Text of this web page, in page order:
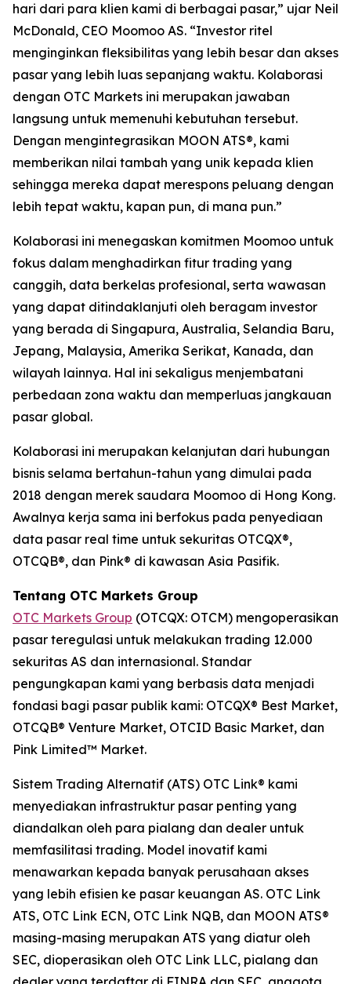
hari dari para klien kami di berbagai pasar,” ujar Neil
McDonald, CEO Moomoo AS. “Investor ritel
menginginkan fleksibilitas yang lebih besar dan akses
pasar yang lebih luas sepanjang waktu. Kolaborasi
dengan OTC Markets ini merupakan jawaban
langsung untuk memenuhi kebutuhan tersebut.
Dengan mengintegrasikan MOON ATS®, kami
memberikan nilai tambah yang unik kepada klien
sehingga mereka dapat merespons peluang dengan
lebih tepat waktu, kapan pun, di mana pun.”
Kolaborasi ini menegaskan komitmen Moomoo untuk
fokus dalam menghadirkan fitur trading yang
canggih, data berkelas profesional, serta wawasan
yang dapat ditindaklanjuti oleh beragam investor
yang berada di Singapura, Australia, Selandia Baru,
Jepang, Malaysia, Amerika Serikat, Kanada, dan
wilayah lainnya. Hal ini sekaligus menjembatani
perbedaan zona waktu dan memperluas jangkauan
pasar global.
Kolaborasi ini merupakan kelanjutan dari hubungan
bisnis selama bertahun-tahun yang dimulai pada
2018 dengan merek saudara Moomoo di Hong Kong.
Awalnya kerja sama ini berfokus pada penyediaan
data pasar real time untuk sekuritas OTCQX®,
OTCQB®, dan Pink® di kawasan Asia Pasifik.
Tentang OTC Markets Group
OTC Markets Group (OTCQX: OTCM) mengoperasikan
pasar teregulasi untuk melakukan trading 12.000
sekuritas AS dan internasional. Standar
pengungkapan kami yang berbasis data menjadi
fondasi bagi pasar publik kami: OTCQX® Best Market,
OTCQB® Venture Market, OTCID Basic Market, dan
Pink Limited™ Market.
Sistem Trading Alternatif (ATS) OTC Link® kami
menyediakan infrastruktur pasar penting yang
diandalkan oleh para pialang dan dealer untuk
memfasilitasi trading. Model inovatif kami
menawarkan kepada banyak perusahaan akses
yang lebih efisien ke pasar keuangan AS. OTC Link
ATS, OTC Link ECN, OTC Link NQB, dan MOON ATS®
masing-masing merupakan ATS yang diatur oleh
SEC, dioperasikan oleh OTC Link LLC, pialang dan